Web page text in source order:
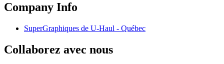
Company Info
SuperGraphiques de U-Haul - Québec
Collaborez avec nous